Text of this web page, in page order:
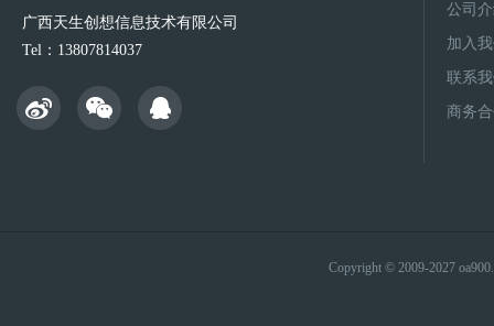
广西天生创想信息技术有限公司
Tel：13807814037
公司
加入
联系
商务
Copyright © 2009-2027